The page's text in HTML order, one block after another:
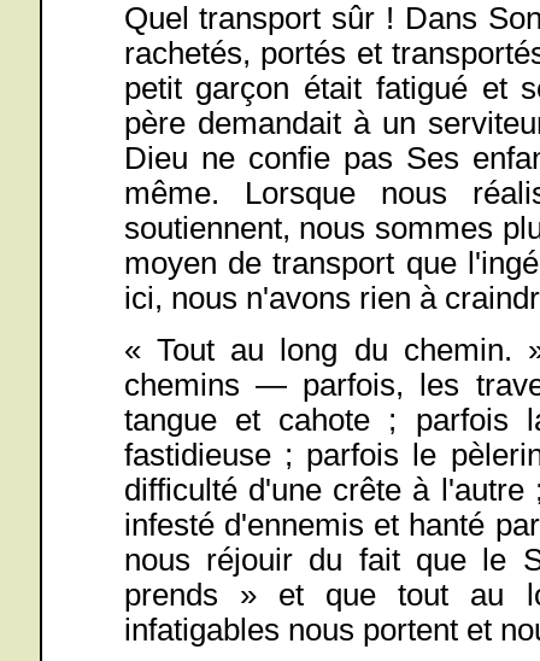
Quel transport sûr ! Dans
rachetés, portés et
petit garçon était fatigué et
père demandait à un
Dieu ne confie pas Ses
même. Lorsque nous
soutiennent, nous sommes
moyen de transport que
ici, nous n'avons rien à
« Tout au long du
chemins — parfois, les
tangue et cahote ; parfois
fastidieuse ; parfois le
difficulté d'une crête à
infesté d'ennemis et hanté
nous réjouir du fait que le
prends » et que tout au
infatigables nous portent et